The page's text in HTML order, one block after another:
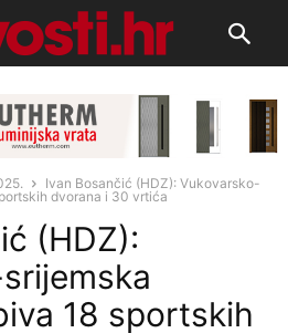
Ivan Bosančić (HDZ): Vukovarsko-
dvorana i 30 vrtića
(HDZ):
18 sportskih